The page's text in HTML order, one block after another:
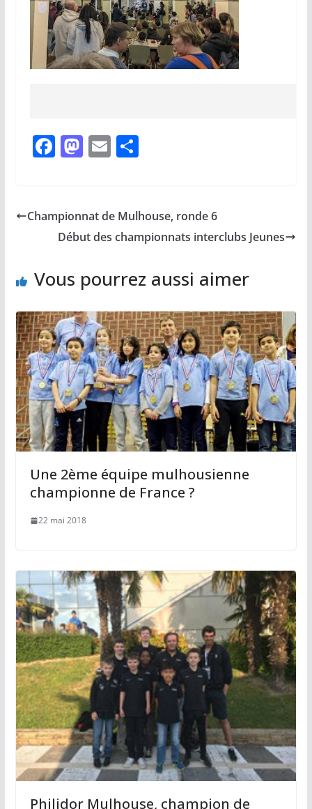
F
e
b
o
M
o
d
n
E
l
P
g
er
Championnat de Mulhouse, ronde 6
Début des championnats interclubs Jeunes
Vous pourrez aussi aimer
Une 2ème équipe mulhousienne
championne de France ?
22 mai 2018
Philidor Mulhouse, champion de